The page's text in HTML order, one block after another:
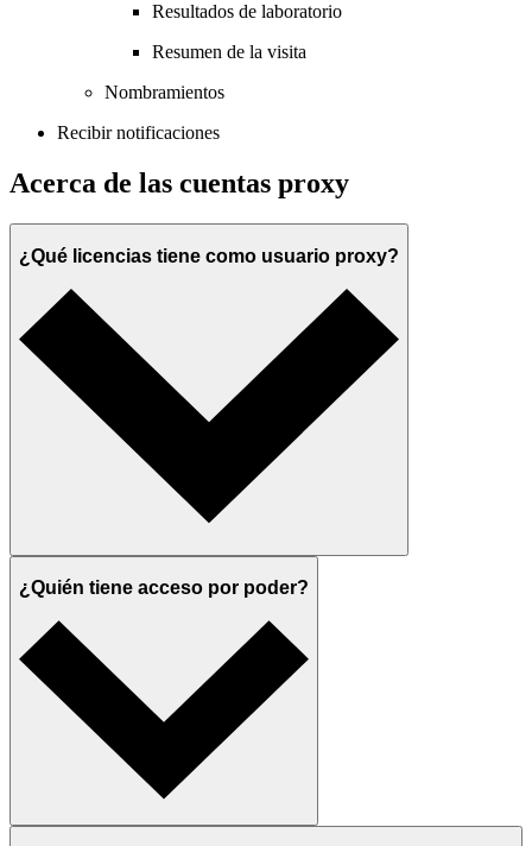
Resultados de laboratorio
Resumen de la visita
Nombramientos
Recibir notificaciones
Acerca de las cuentas proxy
¿Qué licencias tiene como usuario proxy?
¿Quién tiene acceso por poder?